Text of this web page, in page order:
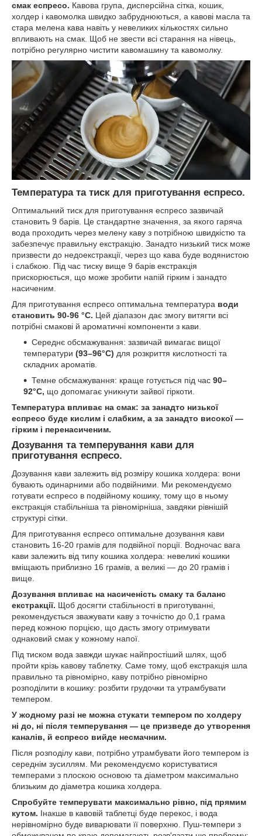
смак еспресо. Кавова група, дисперсійна сітка, кошик,
холдер і кавомолка швидко забруднюються, а кавові масла та
стара мелена кава навіть у невеликих кількостях сильно
впливають на смак. Щоб не звести всі старання на нівець,
потрібно регулярно чистити кавомашину та кавомолку.
Температура та тиск для приготування еспресо.
Оптимальний тиск для приготування еспресо зазвичай
становить 9 барів. Це стандартне значення, за якого гаряча
вода проходить через мелену каву з потрібною швидкістю та
забезпечує правильну екстракцію. Занадто низький тиск може
призвести до недоекстракції, через що кава буде водянистою
і слабкою. Під час тиску вище 9 барів екстракція
прискорюється, що може зробити напій гірким і занадто
насиченим.
Для приготування еспресо оптимальна температура води
становить 90-96 °C. Цей діапазон дає змогу витягти всі
потрібні смакові й ароматичні компоненти з кави.
Середнє обсмажування: зазвичай вимагає вищої
температури (93–96°C) для розкриття кислотності та
складних ароматів.
Темне обсмажування: краще готується під час 90–
92°C, що допомагає уникнути зайвої гіркоти.
Температура впливає на смак: за занадто низької
еспресо буде кислим і слабким, а за занадто високої —
гірким і перенасиченим.
Дозування та темперування кави для
приготування еспресо.
Дозування кави залежить від розміру кошика холдера: вони
бувають одинарними або подвійними. Ми рекомендуємо
готувати еспресо в подвійному кошику, тому що в ньому
екстракція стабільніша та рівномірніша, завдяки рівнішій
структурі сітки.
Для приготування еспресо оптимальне дозування кави
становить 16-20 грамів для подвійної порції. Водночас вага
кави залежить від типу кошика холдера: невеликі кошики
вміщають приблизно 16 грамів, а великі — до 20 грамів і
вище.
Дозування впливає на насиченість смаку та баланс
екстракції. Щоб досягти стабільності в приготуванні,
рекомендується зважувати каву з точністю до 0,1 грама
перед кожною порцією, що дасть змогу отримувати
однаковий смак у кожному напої.
Під тиском вода завжди шукає найпростіший шлях, щоб
пройти крізь кавову таблетку. Саме тому, щоб екстракція шла
правильно та рівномірно, каву потрібно рівномірно
розподілити в кошику: розбити грудочки та утрамбувати
темпером.
У жодному разі не можна стукати темпером по холдеру
ні до, ні після темперування — це призведе до утворення
каналів, й еспресо вийде несмачним.
Після розподілу кави, потрібно утрамбувати його темпером із
середнім зусиллям. Ми рекомендуємо користуватися
темперами з плоскою основою та діаметром максимально
близьким до діаметра кошика холдера.
Спробуйте темперувати максимально рівно, під прямим
кутом. Інакше в кавовій таблетці буде перекос, і вода
нерівномірно буде виварювати її поверхню. Пуш-темпери з